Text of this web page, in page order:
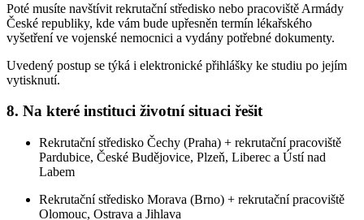
Poté musíte navštívit rekrutační středisko nebo pracoviště Armády
České republiky, kde vám bude upřesněn termín lékařského
vyšetření ve vojenské nemocnici a vydány potřebné dokumenty.
Uvedený postup se týká i elektronické přihlášky ke studiu po jejím
vytisknutí.
8. Na které instituci životní situaci řešit
Rekrutační středisko Čechy (Praha) + rekrutační pracoviště
Pardubice, České Budějovice, Plzeň, Liberec a Ústí nad
Labem
Rekrutační středisko Morava (Brno) + rekrutační pracoviště
Olomouc, Ostrava a Jihlava